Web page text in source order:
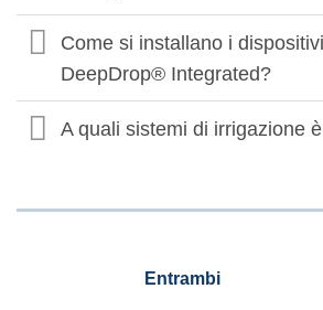
Come si installano i dispositivi
DeepDrop® Integrated?
A quali sistemi di irrigazione
Entrambi